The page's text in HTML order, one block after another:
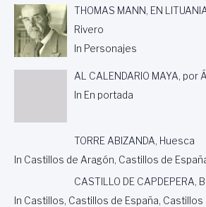
THOMAS MANN, EN
Rivero
In Personajes
AL CALENDARIO MAYA, por
In En portada
TORRE ABIZANDA, Huesca
In Castillos de Aragón, Castillos de
CASTILLO DE CAPDEPERA,
In Castillos, Castillos de España,